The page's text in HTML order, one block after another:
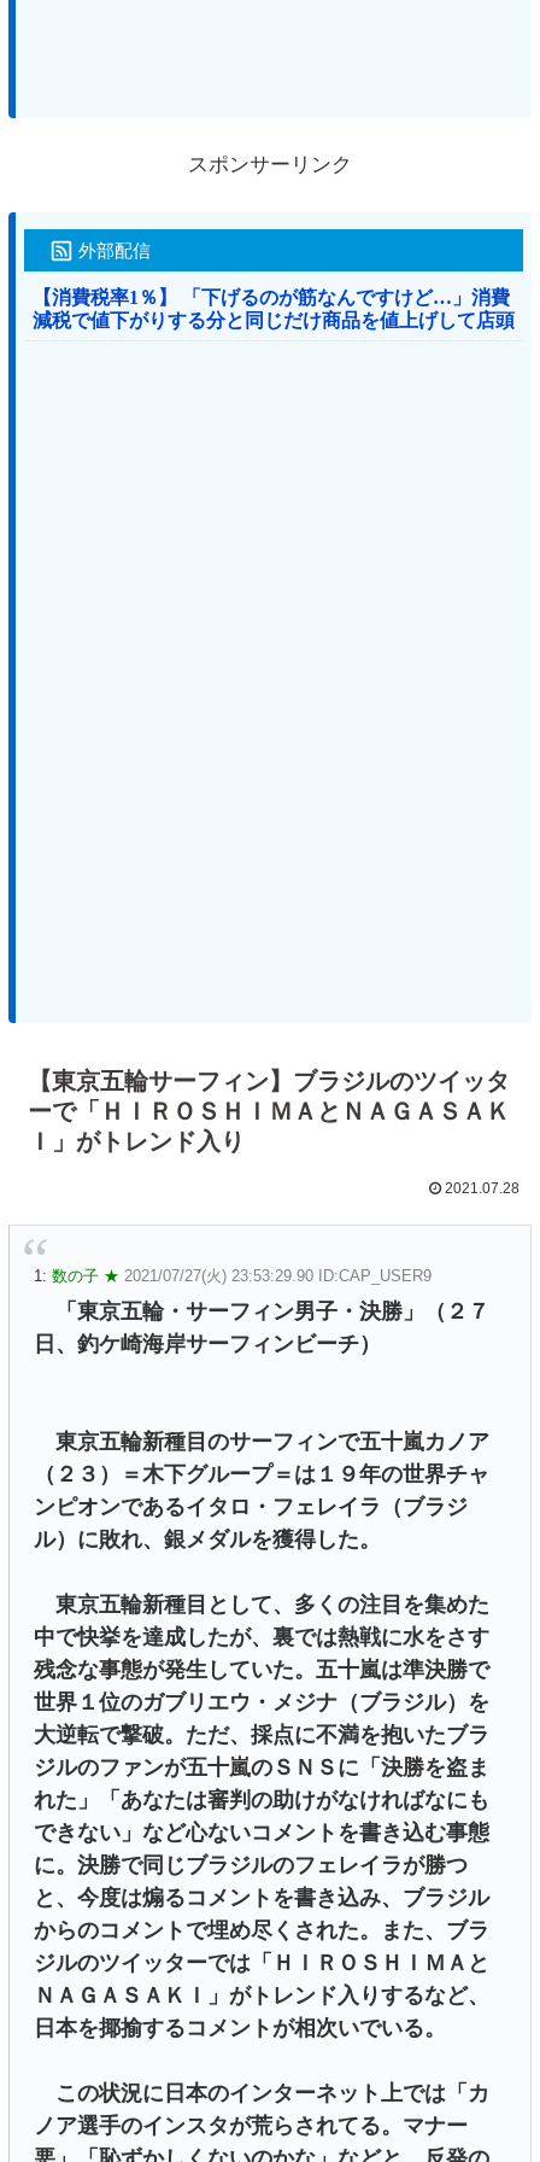
スポンサーリンク
外部配信
【消費税率1％】 「下げるのが筋なんですけど…」消費
減税で値下がりする分と同じだけ商品を値上げして店頭
価格を変えない店も
【東京五輪サーフィン】ブラジルのツイッタ
ーで「ＨＩＲＯＳＨＩＭＡとＮＡＧＡＳＡＫ
Ｉ」がトレンド入り
2021.07.28
1: 数の子 ★ 2021/07/27(火) 23:53:29.90 ID:CAP_USER9
「東京五輪・サーフィン男子・決勝」（２７
日、釣ケ崎海岸サーフィンビーチ）
東京五輪新種目のサーフィンで五十嵐カノア
（２３）＝木下グループ＝は１９年の世界チャ
ンピオンであるイタロ・フェレイラ（ブラジ
ル）に敗れ、銀メダルを獲得した。
東京五輪新種目として、多くの注目を集めた
中で快挙を達成したが、裏では熱戦に水をさす
残念な事態が発生していた。五十嵐は準決勝で
世界１位のガブリエウ・メジナ（ブラジル）を
大逆転で撃破。ただ、採点に不満を抱いたブラ
ジルのファンが五十嵐のＳＮＳに「決勝を盗ま
れた」「あなたは審判の助けがなければなにも
できない」など心ないコメントを書き込む事態
に。決勝で同じブラジルのフェレイラが勝つ
と、今度は煽るコメントを書き込み、ブラジル
からのコメントで埋め尽くされた。また、ブラ
ジルのツイッターでは「ＨＩＲＯＳＨＩＭＡと
ＮＡＧＡＳＡＫＩ」がトレンド入りするなど、
日本を揶揄するコメントが相次いでいる。
この状況に日本のインターネット上では「カ
ノア選手のインスタが荒らされてる。マナー